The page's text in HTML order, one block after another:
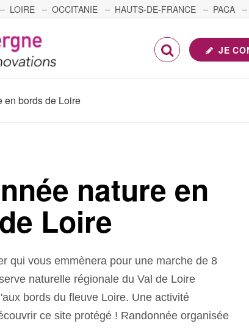
LOIRE OCCITANIE HAUTS-DE-FRANCE PACA
COMTÉ
JE
en bords de Loire
nature en
Loire
qui vous emmènera pour une marche de 8
naturelle régionale du Val de Loire
bords du fleuve Loire. Une activité
ce site protégé ! Randonnée organisée